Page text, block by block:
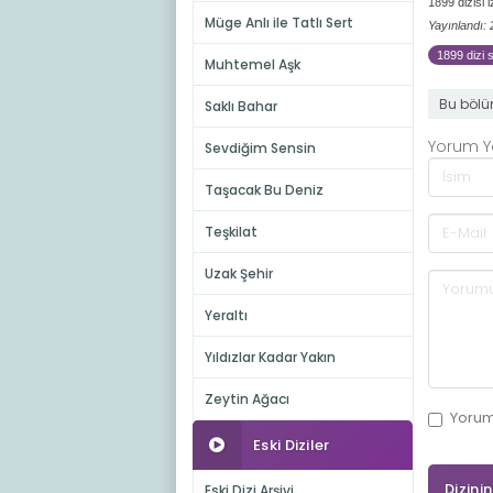
Müge Anlı ile Tatlı Sert
Muhtemel Aşk
Saklı Bahar
Sevdiğim Sensin
Taşacak Bu Deniz
Teşkilat
Uzak Şehir
Yeraltı
Yıldızlar Kadar Yakın
Zeytin Ağacı
Eski Diziler
1899 dizi
Bu
Yorum